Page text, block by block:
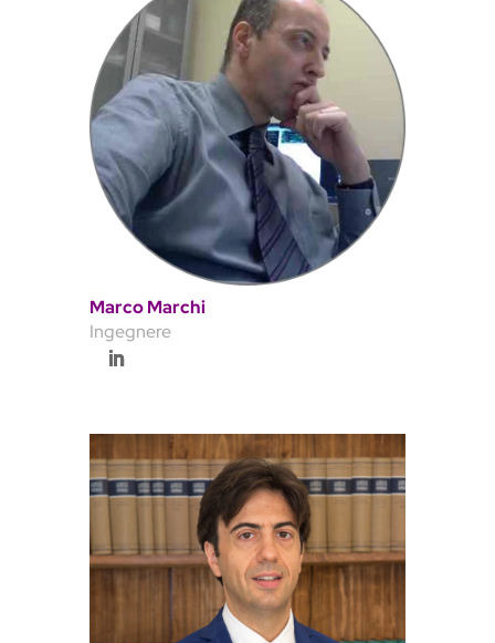
Marco Marchi
Ingegnere